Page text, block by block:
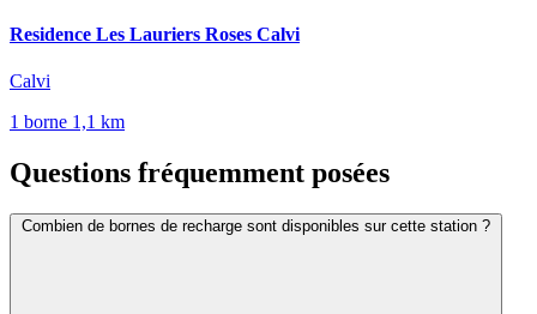
Residence Les Lauriers Roses Calvi
Calvi
1 borne 1,1 km
Questions fréquemment posées
Combien de bornes de recharge sont disponibles sur cette station ?